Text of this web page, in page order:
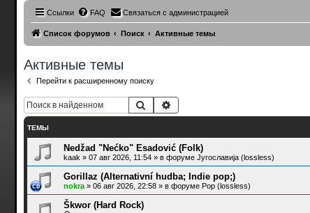
Ссылки FAQ Связаться с администрацией
Список форумов Поиск Активные темы
Активные темы
Перейти к расширенному поиску
Поиск
ТЕМЫ
Nedžad "Nećko" Esadović (Folk)
kaak » 07 авг 2026, 11:54» в форуме Југославија (lossless)
Gorillaz (Alternativní hudba; Indie pop;)
nokra» 06 авг 2026, 22:58» в форуме Pop (lossless)
Škwor (Hard Rock)